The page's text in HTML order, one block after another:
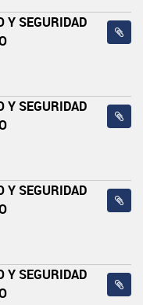
Y SEGURIDAD
Y SEGURIDAD
Y SEGURIDAD
Y SEGURIDAD